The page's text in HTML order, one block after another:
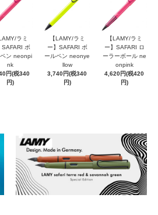
ラミ
SAFARI ボ
ン neonpi
nk
円(税340
円)
【LAMY/ラミ
ー】SAFARI ボ
ールペン neonye
llow
3,740円(税340
円)
【LAMY/ラミ
ー】SAFARI ロ
ーラーボール ne
onpink
4,620円(税420
円)